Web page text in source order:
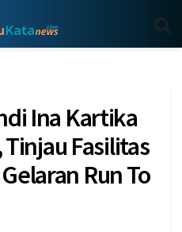
Ina Kartika
Tinjau Fasilitas
Run To